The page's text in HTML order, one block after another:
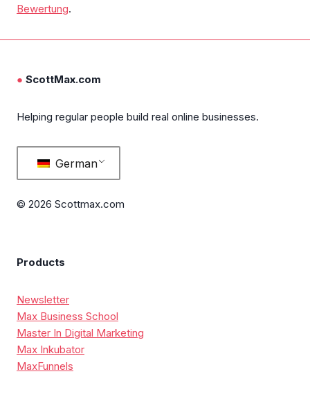
Bewertung.
● ScottMax.com
Helping regular people build real online businesses.
German
© 2026 Scottmax.com
Products
Newsletter
Max Business School
Master In Digital Marketing
Max Inkubator
MaxFunnels